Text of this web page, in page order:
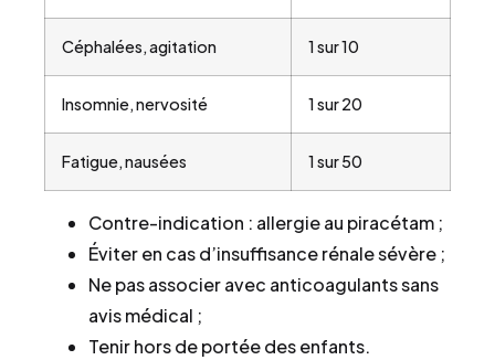
Céphalées, agitation 1 sur 10
Insomnie, nervosité 1 sur 20
Fatigue, nausées 1 sur 50
Contre-indication : allergie au piracétam ;
Éviter en cas d’insuffisance rénale sévère ;
Ne pas associer avec anticoagulants sans
avis médical ;
Tenir hors de portée des enfants.